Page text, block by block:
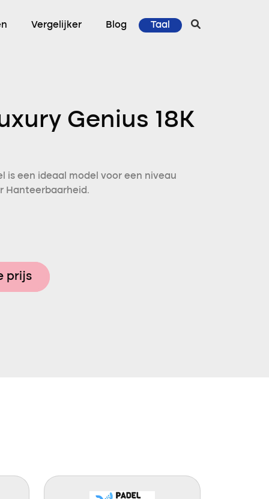
Vergelijker Blog Taal
Genius 18K
is een ideaal model voor een niveau
Hanteerbaarheid.
prijs